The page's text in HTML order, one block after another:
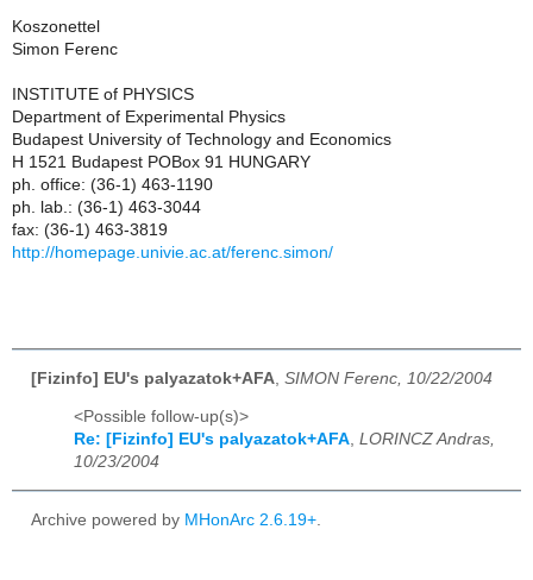
Koszonettel
Simon Ferenc
INSTITUTE of PHYSICS
Department of Experimental Physics
Budapest University of Technology and Economics
H 1521 Budapest POBox 91 HUNGARY
ph. office: (36-1) 463-1190
ph. lab.: (36-1) 463-3044
fax: (36-1) 463-3819
http://homepage.univie.ac.at/ferenc.simon/
[Fizinfo] EU's palyazatok+AFA SIMON Ferenc, 10/22/2004
<Possible follow-up(s)>
Re: [Fizinfo] EU's palyazatok+AFA, LORINCZ Andras,
10/23/2004
Archive powered by MHonArc 2.6.19+.